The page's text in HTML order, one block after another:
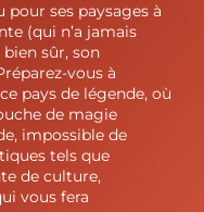
pour ses paysages à
(qui n’a jamais
sûr, son
vous à
pays de légende, où
de magie
impossible de
tels que
de culture,
vous fera